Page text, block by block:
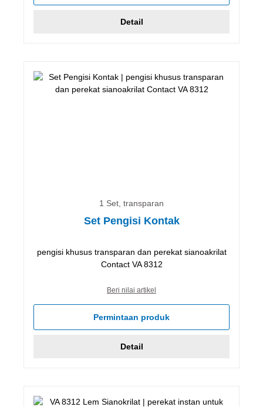
Detail
1 Set, transparan
Set Pengisi Kontak
pengisi khusus transparan dan perekat sianoakrilat
Contact VA 8312
Beri nilai artikel
Permintaan produk
Detail